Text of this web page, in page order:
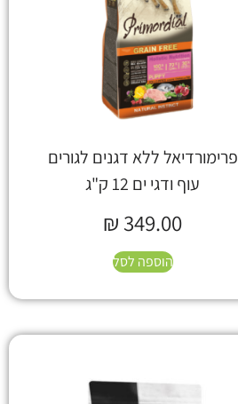
פרימורדיאל ללא דגנים לגורים
עוף ודגי ים 12 ק"ג
₪ 349.00
הוספה לסל